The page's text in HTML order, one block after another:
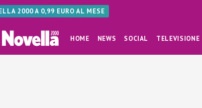
2000 A 0,99 EURO AL MESE
HOME NEWS SOCIAL TELEVISIONE